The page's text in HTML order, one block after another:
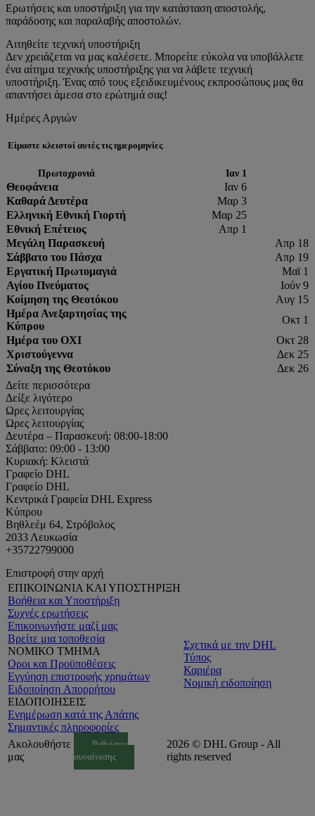
Ερωτήσεις και υποστήριξη για την κατάσταση αποστολής,
παράδοσης και παραλαβής αποστολών.
Αιτηθείτε τεχνική υποστήριξη
Δεν χρειάζεται να μας καλέσετε. Μπορείτε εύκολα να υποβάλλετε
ένα αίτημα τεχνικής υποστήριξης για να λάβετε τεχνική
υποστήριξη. Ένας από τους εξειδικευμένους εκπροσώπους μας θα
απαντήσει άμεσα στο ερώτημά σας!
Ημέρες Αργιών
Είμαστε κλειστοί αυτές τις ημερομηνίες
Πρωτοχρονιά Ιαν 1
Θεοφάνεια
Ιαν 6
Καθαρά Δευτέρα
Μαρ 3
Ελληνική Εθνική Γιορτή
Μαρ 25
Εθνική Επέτειος
Απρ 1
Μεγάλη Παρασκευή
Απρ 18
Σάββατο του Πάσχα
Απρ 19
Εργατική Πρωτομαγιά
Μαϊ 1
Αγίου Πνεύματος
Ιούν 9
Κοίμηση της Θεοτόκου
Αυγ 15
Ημέρα Ανεξαρτησίας της
Κύπρου
Οκτ 1
Ημέρα του ΟΧΙ
Οκτ 28
Χριστούγεννα
Δεκ 25
Σύναξη της Θεοτόκου
Δεκ 26
Δείτε περισσότερα
Δείξε λιγότερο
Ωρες λειτουργίας
Ωρες λειτουργίας
Δευτέρα – Παρασκευή: 08:00-18:00
Σάββατο: 09:00 - 13:00
Κυριακή: Κλειστά
Γραφείο DHL
Γραφείο DHL
Κεντρικά Γραφεία DHL Express
Κύπρου
Βηθλεέμ 64, Στρόβολος
2033 Λευκωσία
+35722799000
Επιστροφή στην αρχή
ΕΠΙΚΟΙΝΩΝΙΑ ΚΑΙ ΥΠΟΣΤΗΡΙΞΗ
Βοήθεια και Υποστήριξη
Συχνές ερωτήσεις
Επικοινωνήστε μαζί μας
Βρείτε μια τοποθεσία
ΝΟΜΙΚΟ ΤΜΗΜΑ
Οροι και Προϋποθέσεις
Εγγύηση επιστροφής χρημάτων
Ειδοποίηση Aπορρήτου
ΕΙΔΟΠΟΙΗΣΕΙΣ
Ενημέρωση κατά της Απάτης
Σημαντικές πληροφορίες
Σχετικά με την DHL
Τύπος
Καριέρα
Νομική ειδοποίηση
Ακολουθήστε
μας
Ρυθμίσεις
συναίνεσης
2026 © DHL Group - All
rights reserved